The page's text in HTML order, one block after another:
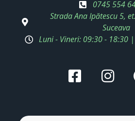
0745 554
Strada Ana Ipătescu 5,
Suceava
Luni - Vineri: 09:30 - 18:30 |